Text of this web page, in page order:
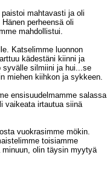
mahtavasti ja oli
perheensä oli
mahdollistui.
Katselimme luonnon
kädestäni kiinni ja
syvälle silmiini ja hui...se
miehen kiihkon ja sykkeen.
ensisuudelmamme salassa
vaikeata irtautua siinä
vuokrasimme mökin.
toisiamme
minuun, olin täysin myytyä